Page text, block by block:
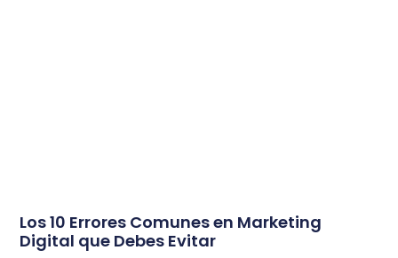
Los 10 Errores Comunes en Marketing
Digital que Debes Evitar